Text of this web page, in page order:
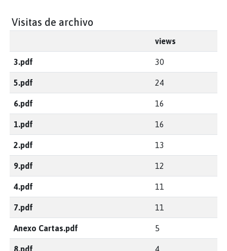
Visitas de archivo
views
3.pdf 30
5.pdf 24
6.pdf 16
1.pdf 16
2.pdf 13
9.pdf 12
4.pdf 11
7.pdf 11
Anexo Cartas.pdf 5
8.pdf 4